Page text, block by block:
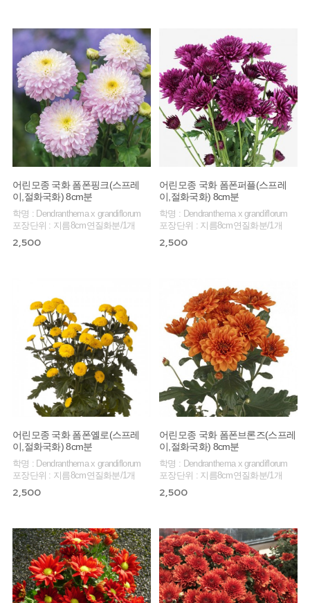
어린모종 국화 폼폰핑크(스프레
이,절화국화) 8cm분
학명 : Dendranthema x grandiflorum
포장단위 : 지름8cm연질화분/1개
2,500
어린모종 국화 폼폰퍼플(스프레
이,절화국화) 8cm분
학명 : Dendranthema x grandiflorum
포장단위 : 지름8cm연질화분/1개
2,500
어린모종 국화 폼폰옐로(스프레
이,절화국화) 8cm분
학명 : Dendranthema x grandiflorum
포장단위 : 지름8cm연질화분/1개
2,500
어린모종 국화 폼폰브론즈(스프레
이,절화국화) 8cm분
학명 : Dendranthema x grandiflorum
포장단위 : 지름8cm연질화분/1개
2,500